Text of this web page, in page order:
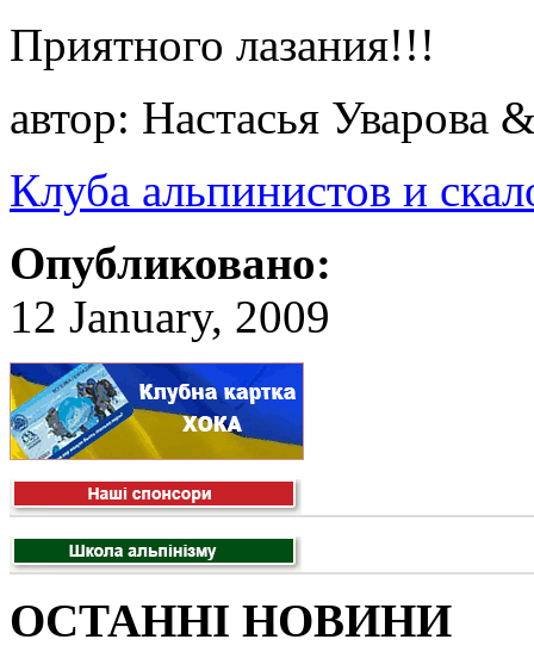
Приятного лазания!!!
автор: Настасья
Клуба альпинистов и
Опубликовано:
12 January, 2009
ОСТАННІ НОВИНИ